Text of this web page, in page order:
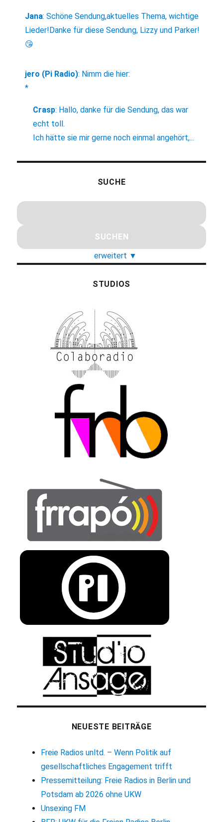
Jana:Schöne Sendung,aktuelles Thema, wichtige
Lieder!Danke für diese Sendung, Lizzy und Parker!
😘
jero (Pi Radio): Nimm die hier:
*
Crasp: Hallo, danke für die Sendung, das war
echt toll.
Ich hätte sie mir gerne noch einmal angehört,...
SUCHE
erweitert ▼
STUDIOS
NEUESTE BEITRÄGE
Freie Radios unltd. – Wenn Politik auf
gesellschaftliches Engagement trifft
Pressemitteilung: Freie Radios in Berlin und
Potsdam ab 2026 ohne UKW
Unsexing FM